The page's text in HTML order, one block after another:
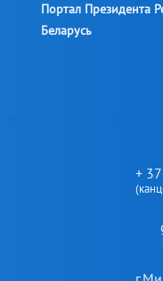
Портал Президента
Беларусь
+